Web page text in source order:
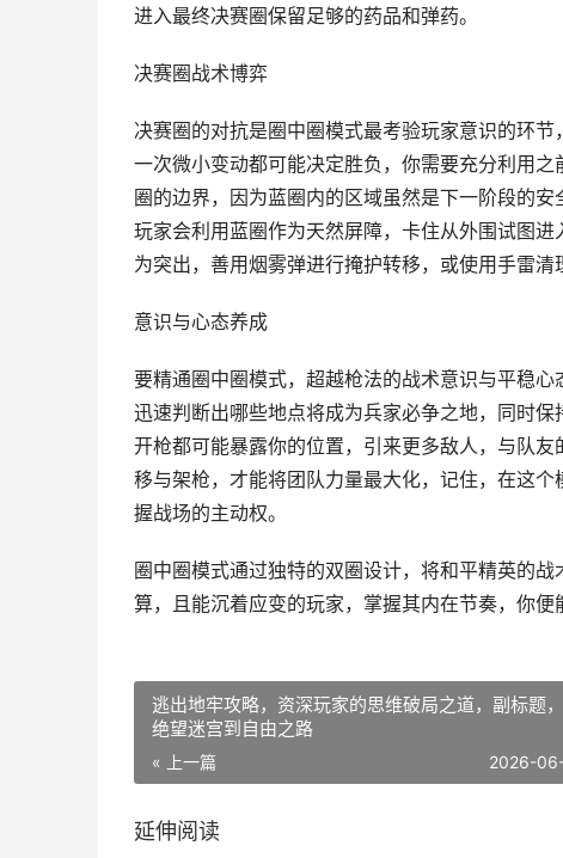
进入最终决赛圈保留足够的药品和弹药。
决赛圈战术博弈
决赛圈的对抗是圈中圈模式最考验玩家意识的环
一次微小变动都可能决定胜负，你需要充分利用
圈的边界，因为蓝圈内的区域虽然是下一阶段的
玩家会利用蓝圈作为天然屏障，卡住从外围试图
为突出，善用烟雾弹进行掩护转移，或使用手雷清
意识与心态养成
要精通圈中圈模式，超越枪法的战术意识与平稳
迅速判断出哪些地点将成为兵家必争之地，同时
开枪都可能暴露你的位置，引来更多敌人，与队
移与架枪，才能将团队力量最大化，记住，在这
握战场的主动权。
圈中圈模式通过独特的双圈设计，将和平精英的
算，且能沉着应变的玩家，掌握其内在节奏，你便
逃出地牢攻略，资深玩家的思维破局之道，副标题
绝望迷宫到自由之路
« 上一篇 2026-
延伸阅读